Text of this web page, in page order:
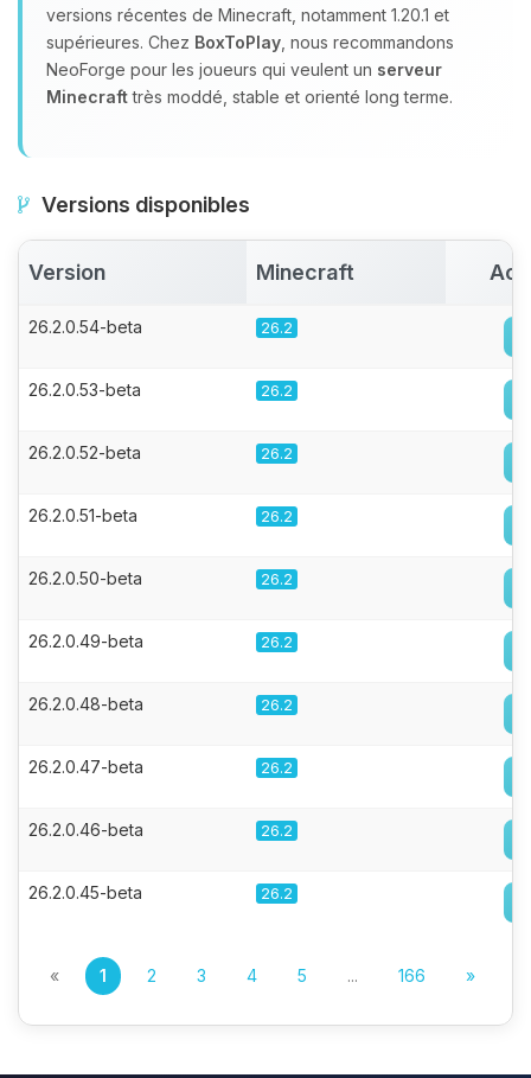
versions récentes de Minecraft, notamment 1.20.1 et
supérieures. Chez BoxToPlay , nous recommandons
NeoForge pour les joueurs qui veulent un serveur
Minecrafttrès moddé, stable et orienté long terme.
Versions disponibles
Version Minecraft
26.2.0.54-beta 26.2
26.2.0.53-beta 26.2
26.2.0.52-beta 26.2
26.2.0.51-beta 26.2
26.2.0.50-beta 26.2
26.2.0.49-beta 26.2
26.2.0.48-beta 26.2
26.2.0.47-beta 26.2
26.2.0.46-beta 26.2
26.2.0.45-beta 26.2
« 1 2 3 4 5 ... 166 »